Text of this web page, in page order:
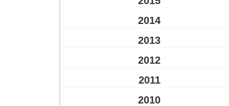
2014
2013
2012
2011
2010